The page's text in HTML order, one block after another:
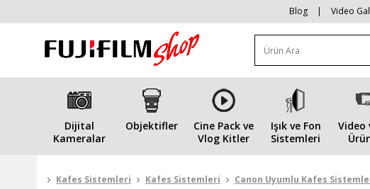
Blog | Video
Dijital
Kameralar
Objektifler
Cine Pack ve
Vlog Kitler
Işık ve Fon
Sistemleri
Video
Kafes Sistemleri Kafes Sistemleri Canon Uyumlu Kafes